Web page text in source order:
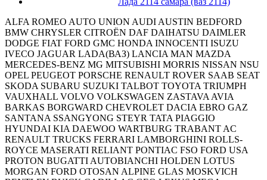
ALFA ROMEO AUTO UNION AUDI AUSTIN BEDFORD
BMW CHRYSLER CITROËN DAF DAIHATSU DAIMLER
DODGE FIAT FORD GMC HONDA INNOCENTI ISUZU
IVECO JAGUAR LADA(ВАЗ) LANCIA MAN MAZDA
MERCEDES-BENZ MG MITSUBISHI MORRIS NISSAN NSU
OPEL PEUGEOT PORSCHE RENAULT ROVER SAAB SEAT
SKODA SUBARU SUZUKI TALBOT TOYOTA TRIUMPH
VAUXHALL VOLVO VOLKSWAGEN ZASTAVA AVIA
BARKAS BORGWARD CHEVROLET DACIA EBRO GAZ
SANTANA SSANGYONG STEYR TATA PIAGGIO
HYUNDAI KIA DAEWOO WARTBURG TRABANT AC
RENAULT TRUCKS FERRARI LAMBORGHINI ROLLS-
ROYCE MASERATI RELIANT PONTIAC FSO FORD USA
PROTON BUGATTI AUTOBIANCHI HOLDEN LOTUS
MORGAN FORD OTOSAN ALPINE GLAS MOSKVICH